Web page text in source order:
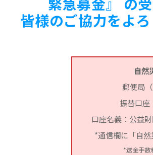
皆様のご協力をよ
自然
郵便局
振替口座
口座名義：公益
*通信欄に「自
*送金手数